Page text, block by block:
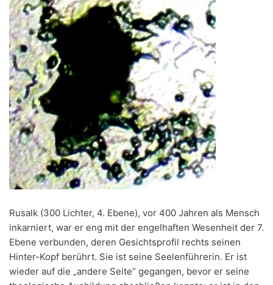
Rusalk (300 Lichter, 4. Ebene), vor 400 Jahren als Mensch
inkarniert, war er eng mit der engelhaften Wesenheit der 7.
Ebene verbunden, deren Gesichtsprofil rechts seinen
Hinter-Kopf berührt. Sie ist seine Seelenführerin. Er ist
wieder auf die „andere Seite“ gegangen, bevor er seine